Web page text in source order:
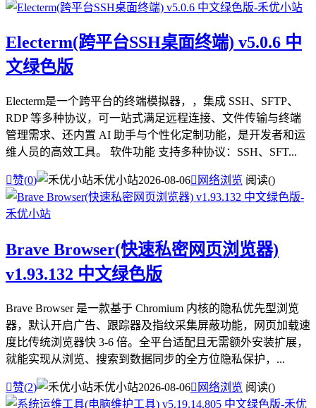
Electerm(跨平台SSH桌面终端) v5.0.6 中
文绿色版
Electerm是一个跨平台的终端模拟器，，集成 SSH、SFTP、
RDP 等多种协议，可一站式满足远程连接、文件传输与终端
管理需求、还内置 AI 助手与个性化定制功能，是开发者和运
维人员的高效工具。 软件功能 支持多种协议：SSH、SFT...
赞(0) 禾优小站2026-08-06 网络浏览 阅读()
Brave Browser(快速私密网页浏览器)
v1.93.132 中文绿色版
Brave Browser 是一款基于 Chromium 内核的隐私优先型浏览
器，默认开启广告、跟踪器及指纹采集屏蔽功能，网页加载速
度比传统浏览器快 3-6 倍。全平台适配且无需额外安装扩展，
就能实现从浏览、搜索到数据同步的全方位隐私保护，...
赞(2) 禾优小站2026-08-06 网络浏览 阅读()